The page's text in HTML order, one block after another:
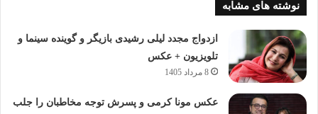
نوشته های مشابه
ازدواج مجدد لیلی رشیدی بازیگر و گوینده سینما و
تلویزیون + عکس
8 مرداد 1405
عکس مونا کرمی و پسرش توجه مخاطبان را جلب